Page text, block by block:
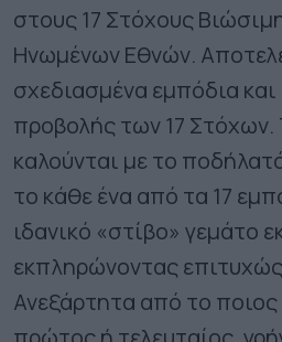
στους 17 Στόχους
Ηνωμένων Εθνών.
σχεδιασμένα εμπόδια και
προβολής των 17 Στόχων.
καλούνται με το
το κάθε ένα από τα 17
ιδανικό «στίβο» γεμάτο
εκπληρώνοντας
Ανεξάρτητα από το ποιος